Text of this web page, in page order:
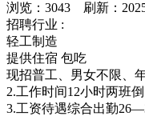
浏览：3043 刷新：
招聘行业 :
轻工制造
提供住宿 包吃
现招普工、男女不限、
2.工作时间12小时两班
3.工资待遇综合出勤